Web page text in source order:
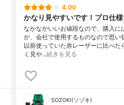
4.00
かなり見やすいです！プロ仕様
なかなかいいお値段なので、購入に
が、会社で使用するものなので思い
以前使っていた赤レーザーに比べた
く見や…続きを見る
SOZOKI(ソゾキ)